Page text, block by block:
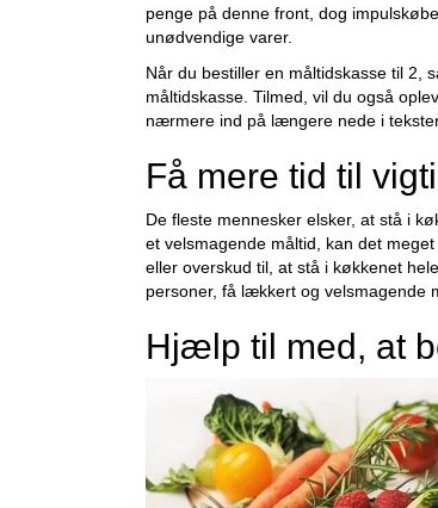
penge på denne front, dog
unødvendige varer.
Når du bestiller en måltidskasse til 2,
måltidskasse. Tilmed, vil du også
nærmere ind på længere nede i
Få mere tid til
De fleste mennesker elsker, at stå i
et velsmagende måltid, kan det
eller overskud til, at stå i køkkenet
personer, få lækkert og velsmagende
Hjælp til med, at